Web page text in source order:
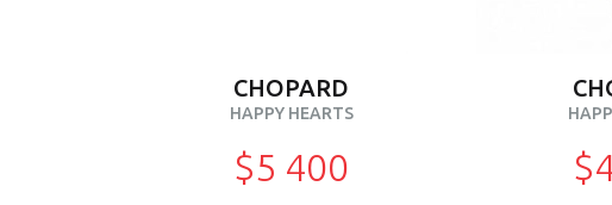
CHOPARD
HAPPY HEARTS
$5 400